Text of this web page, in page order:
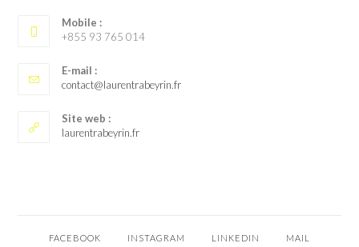
Mobile :
+855 93 765 014
E-mail :
contact@laurentrabeyrin.fr
Site web :
laurentrabeyrin.fr
FACEBOOK INSTAGRAM LINKEDIN MAIL